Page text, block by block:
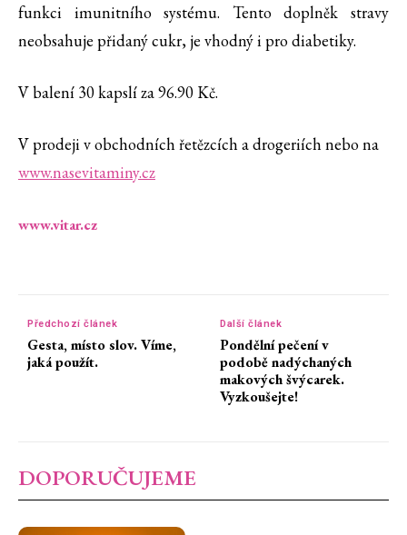
funkci imunitního systému. Tento doplněk stravy
neobsahuje přidaný cukr, je vhodný i pro diabetiky.
V balení 30 kapslí za 96.90 Kč.
V prodeji v obchodních řetězcích a drogeriích nebo na
www.nasevitaminy.cz
www.vitar.cz
Předchozí článek
Gesta, místo slov. Víme,
jaká použít.
Další článek
Pondělní pečení v
podobě nadýchaných
makových švýcarek.
Vyzkoušejte!
DOPORUČUJEME